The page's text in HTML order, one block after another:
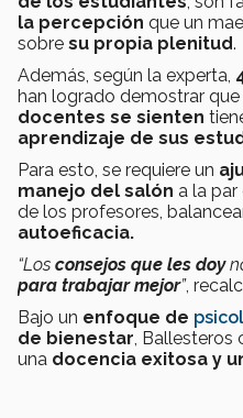
la percepción que un
sobre su propia plenitud.
Además, según la experta,
han logrado demostrar que
docentes se sienten
aprendizaje de sus
Para esto, se requiere un
manejo del salón a la par
de los profesores,
autoeficacia.
“Los consejos que les doy
para trabajar mejor”,
Bajo un enfoque de
de bienestar, Ballesteros
una docencia exitosa y